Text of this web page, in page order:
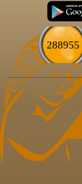
288955